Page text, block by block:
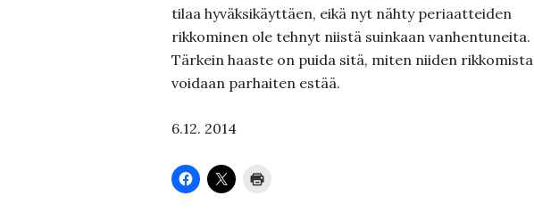
tilaa hyväksikäyttäen, eikä nyt nähty periaatteiden
rikkominen ole tehnyt niistä suinkaan vanhentuneita.
Tärkein haaste on puida sitä, miten niiden rikkomista
voidaan parhaiten estää.
6.12. 2014